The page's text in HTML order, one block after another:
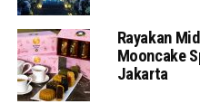
Rayakan
Mooncake
Jakarta